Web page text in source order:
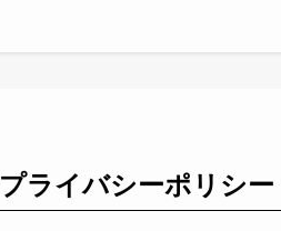
プライバシーポリシー